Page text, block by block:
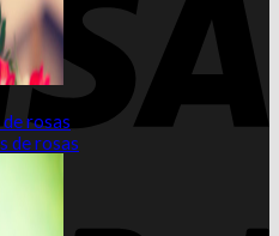
rosas
de rosas